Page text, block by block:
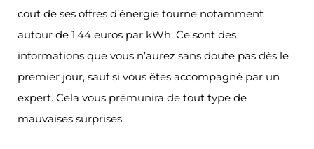
cout de ses offres d’énergie tourne notamment
autour de 1,44 euros par kWh. Ce sont des
informations que vous n’aurez sans doute pas dès le
premier jour, sauf si vous êtes accompagné par un
expert. Cela vous prémunira de tout type de
mauvaises surprises.